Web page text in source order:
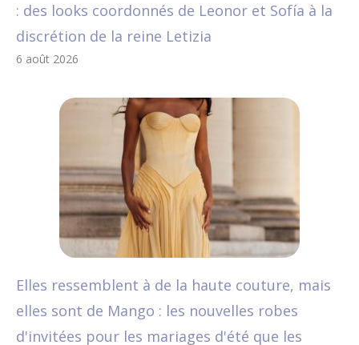
: des looks coordonnés de Leonor et Sofía à la
discrétion de la reine Letizia
6 août 2026
Elles ressemblent à de la haute couture, mais
elles sont de Mango : les nouvelles robes
d'invitées pour les mariages d'été que les